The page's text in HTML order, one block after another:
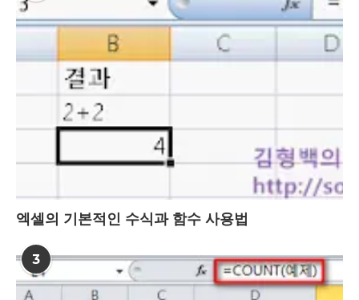
엑셀의 기본적인 수식과 함수 사용법
3